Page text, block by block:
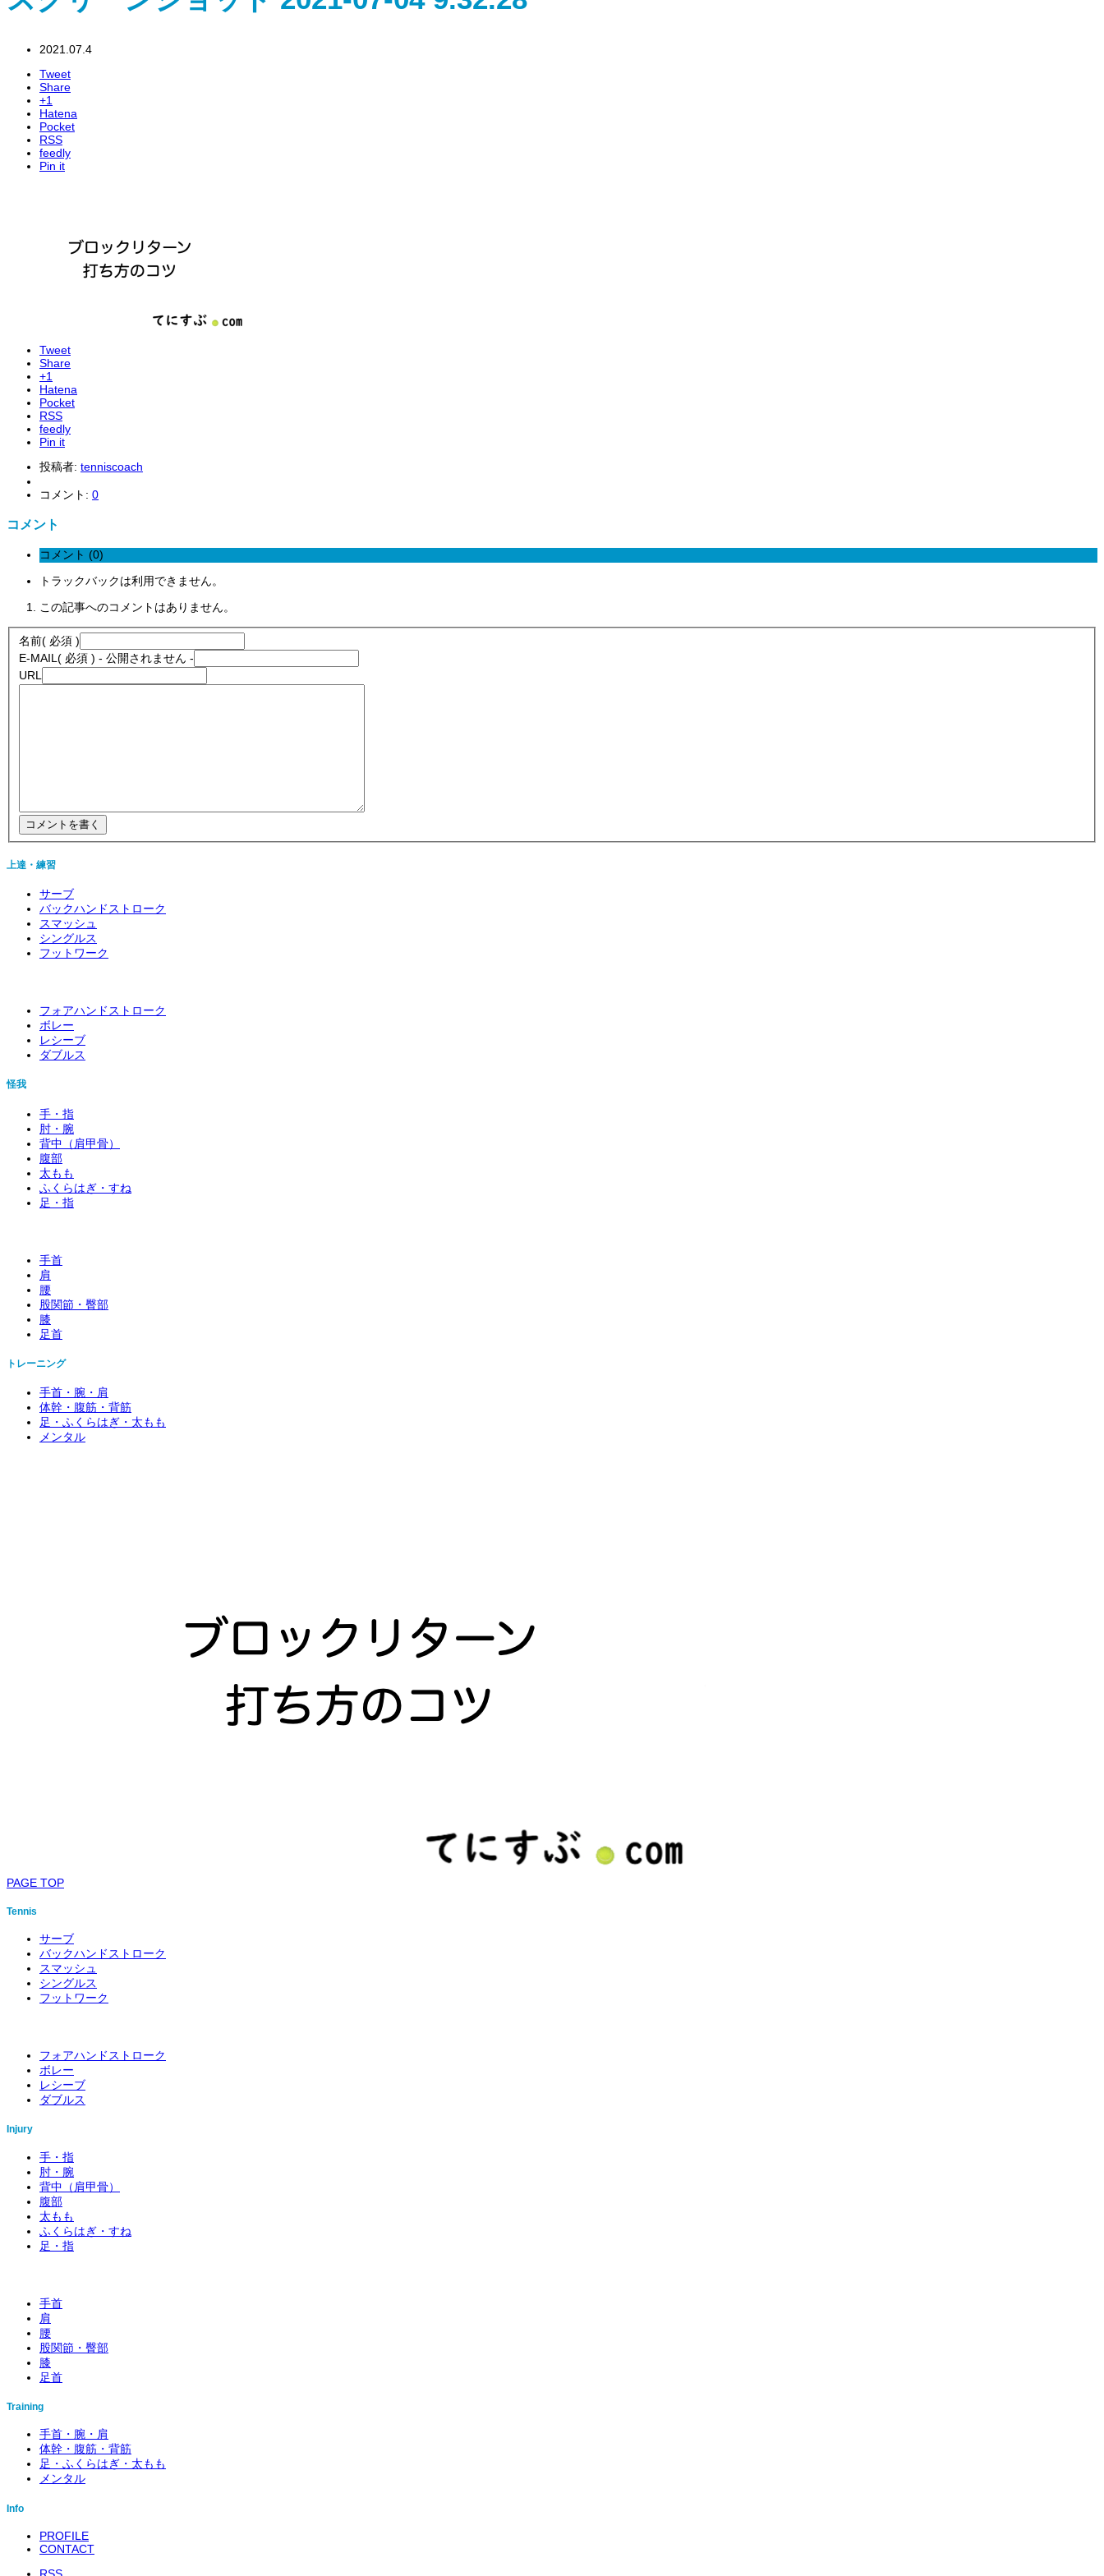
2021.07.4
Tweet
Share
+1
Hatena
Pocket
RSS
feedly
Pin it
Tweet
Share
+1
Hatena
Pocket
RSS
feedly
Pin it
投稿者: tenniscoach
コメント: 0
コメント
コメント (0)
トラックバックは利用できません。
この記事へのコメントはありません。
名前( 必須 )
E-MAIL ( 必須 ) - 公開されません -
URL
上達・練習
サーブ
バックハンドストローク
スマッシュ
シングルス
フットワーク
フォアハンドストローク
ボレー
レシーブ
ダブルス
怪我
手・指
肘・腕
背中（肩甲骨）
腹部
太もも
ふくらはぎ・すね
足・指
手首
肩
腰
股関節・臀部
膝
足首
トレーニング
手首・腕・肩
体幹・腹筋・背筋
足・ふくらはぎ・太もも
メンタル
PAGE TOP
Tennis
サーブ
バックハンドストローク
スマッシュ
シングルス
フットワーク
フォアハンドストローク
ボレー
レシーブ
ダブルス
Injury
手・指
肘・腕
背中（肩甲骨）
腹部
太もも
ふくらはぎ・すね
足・指
手首
肩
腰
股関節・臀部
膝
足首
Training
手首・腕・肩
体幹・腹筋・背筋
足・ふくらはぎ・太もも
メンタル
Info
PROFILE
CONTACT